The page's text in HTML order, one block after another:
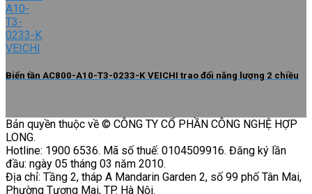
Biến tần AC800-A10-T3-0233-K VEICHI trao đổi năng lượng 2 chiều
Bản quyền thuộc về © CÔNG TY CỔ PHẦN CÔNG NGHỆ HỢP
LONG.
Hotline: 1900 6536. Mã số thuế: 0104509916. Đăng ký lần
đầu: ngày 05 tháng 03 năm 2010.
Địa chỉ: Tầng 2, tháp A Mandarin Garden 2, số 99 phố Tân Mai,
Phường Tương Mai, TP. Hà Nội.